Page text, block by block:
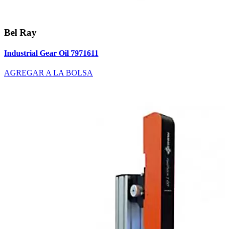
Bel Ray
Industrial Gear Oil 7971611
AGREGAR A LA BOLSA